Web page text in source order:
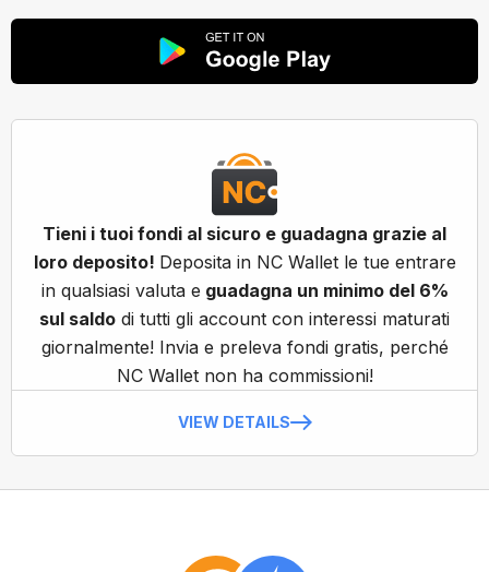
Tieni i tuoi fondi al sicuro e guadagna grazie al
loro deposito! Deposita in NC Wallet le tue entrare
in qualsiasi valuta e guadagna un minimo del 6%
sul saldo di tutti gli account con interessi maturati
giornalmente! Invia e preleva fondi gratis, perché
NC Wallet non ha commissioni!
VIEW DETAILS